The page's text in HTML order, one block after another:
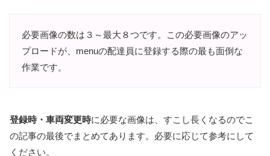
必要画像の数は３～最大８つです。この必要画像のアッ
プロードが、menuの配達員に登録する際の最も面倒な
作業です。
登録時・車両変更時に必要な画像は、すこし長くなるのでこ
の記事の最後でまとめてあります。必要に応じて参考にして
ください。